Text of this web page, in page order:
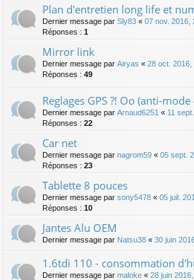
Plan d'entretien long life et
Dernier message par Sly83 « 07 nov. 2016,
Réponses : 1
Mirror link
Dernier message par Airyas « 28 oct. 2016,
Réponses : 49
Reglages GPS ?! Oo (anti-
Dernier message par Arnaud6251 « 11
Réponses : 22
Car net
Dernier message par nagrom59 « 05 sept.
Réponses : 23
Tablette 8 pouces
Dernier message par sony5478 « 05 juil.
Réponses : 10
Jantes Alu OEM
Dernier message par Natsu38 « 30 juin
1.6tdi 110 - consommation
Dernier message par maloke « 28 juin